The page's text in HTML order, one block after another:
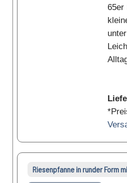
65er
Riesenpfanne in runder Form